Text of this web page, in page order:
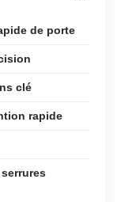
de porte
clé
rapide